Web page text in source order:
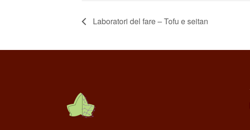
Laboratori del fare – Tofu e seitan